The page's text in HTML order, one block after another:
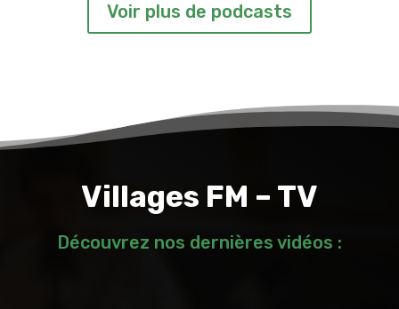
Voir plus de podcasts
Villages FM – TV
Découvrez nos dernières vidéos :